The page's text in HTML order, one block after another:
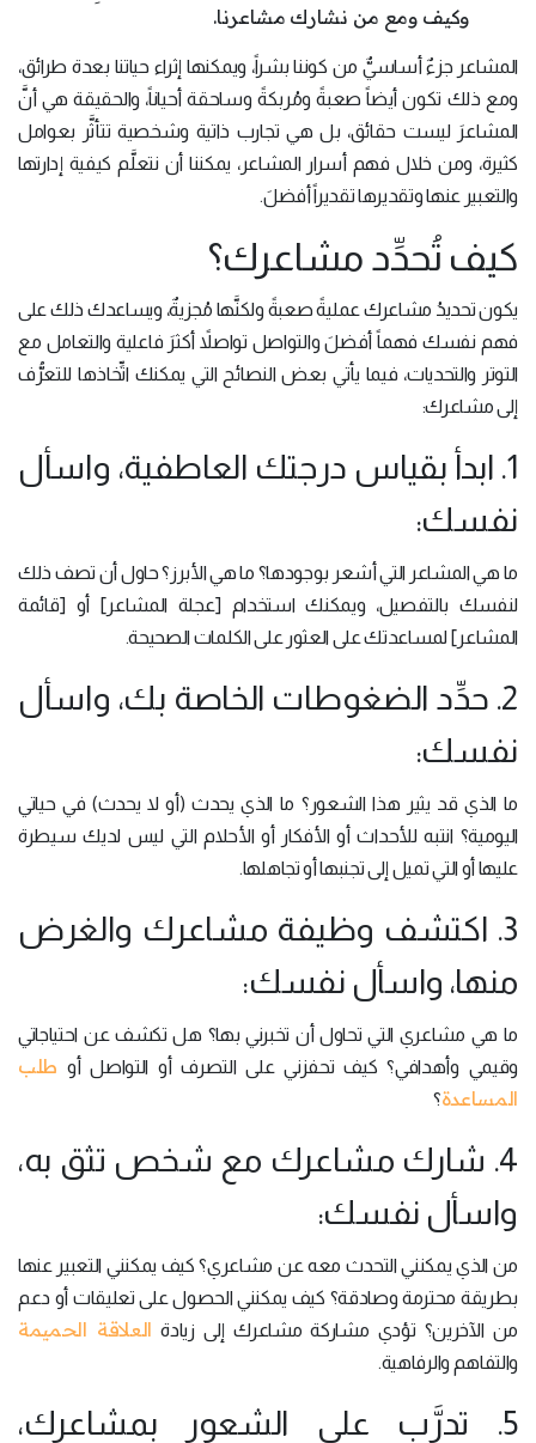
وكيف ومع من نشارك مشاعرنا.
المشاعر جزءٌ أساسيٌّ من كوننا بشراً، ويمكنها إثراء حياتنا بعدة طرائق،
ومع ذلك تكون أيضاً صعبةً ومُربكةً وساحقة أحياناً، والحقيقة هي أنَّ
المشاعرَ ليست حقائق، بل هي تجارب ذاتية وشخصية تتأثَّر بعوامل
كثيرة، ومن خلال فهم أسرار المشاعر، يمكننا أن نتعلَّم كيفية إدارتها
والتعبير عنها وتقديرها تقديراً أفضلَ.
كيف تُحدِّد مشاعرك؟
يكون تحديدُ مشاعرك عمليةً صعبةً ولكنَّها مُجزيةٌ، ويساعدك ذلك على
فهم نفسك فهماً أفضلَ والتواصل تواصلاً أكثرَ فاعلية والتعامل مع
التوتر والتحديات، فيما يأتي بعض النصائح التي يمكنك اتِّخاذها للتعرُّف
إلى مشاعرك:
1. ابدأ بقياس درجتك العاطفية، واسأل
نفسك:
ما هي المشاعر التي أشعر بوجودها؟ ما هي الأبرز؟ حاول أن تصف ذلك
لنفسك بالتفصيل، ويمكنك استخدام [عجلة المشاعر] أو [قائمة
المشاعر] لمساعدتك على العثور على الكلمات الصحيحة.
2. حدِّد الضغوطات الخاصة بك، واسأل
نفسك:
ما الذي قد يثير هذا الشعور؟ ما الذي يحدث (أو لا يحدث) في حياتي
اليومية؟ انتبه للأحداث أو الأفكار أو الأحلام التي ليس لديك سيطرة
عليها أو التي تميل إلى تجنبها أو تجاهلها.
3. اكتشف وظيفة مشاعرك والغرض
منها، واسأل نفسك:
ما هي مشاعري التي تحاول أن تخبرني بها؟ هل تكشف عن احتياجاتي
وقيمي وأهدافي؟ كيف تحفزني على التصرف أو التواصل أو طلب
المساعدة؟
4. شارك مشاعرك مع شخص تثق به،
واسأل نفسك:
من الذي يمكنني التحدث معه عن مشاعري؟ كيف يمكنني التعبير عنها
بطريقة محترمة وصادقة؟ كيف يمكنني الحصول على تعليقات أو دعم
من الآخرين؟ تؤدي مشاركة مشاعرك إلى زيادة العلاقة الحميمة
والتفاهم والرفاهية.
5. تدرَّب على الشعور بمشاعرك،